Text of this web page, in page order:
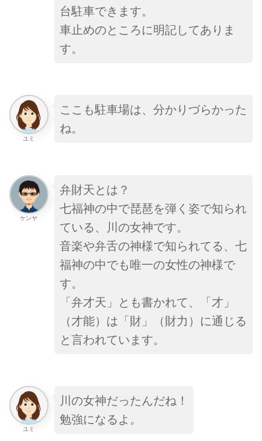
台駐車できます。
車止めのところに明記してありま
す。
ユミ
ここも駐車場は、分かりづらかった
ね。
ケンヤ
弁財天とは？
七福神の中で琵琶を弾く姿で知られ
ている、川の女神です。
音楽や弁舌の神様で知られてる、七
福神の中でも唯一の女性の神様で
す。
「弁才天」とも書かれて、「才」
（才能）は「財」（財力）に通じる
と言われています。
ユミ
川の女神だったんだね！
勉強になるよ。